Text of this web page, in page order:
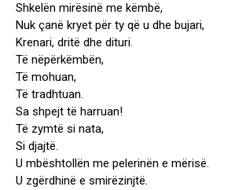
Shkelën mirësinë me këmbë,
Nuk çanë kryet për ty që u dhe bujari,
Krenari, dritë dhe dituri.
Të nëpërkëmbën,
Të mohuan,
Të tradhtuan.
Sa shpejt të harruan!
Të zymtë si nata,
Si djajtë.
U mbështollën me pelerinën e mërisë.
U zgërdhinë e smirëzinjtë.